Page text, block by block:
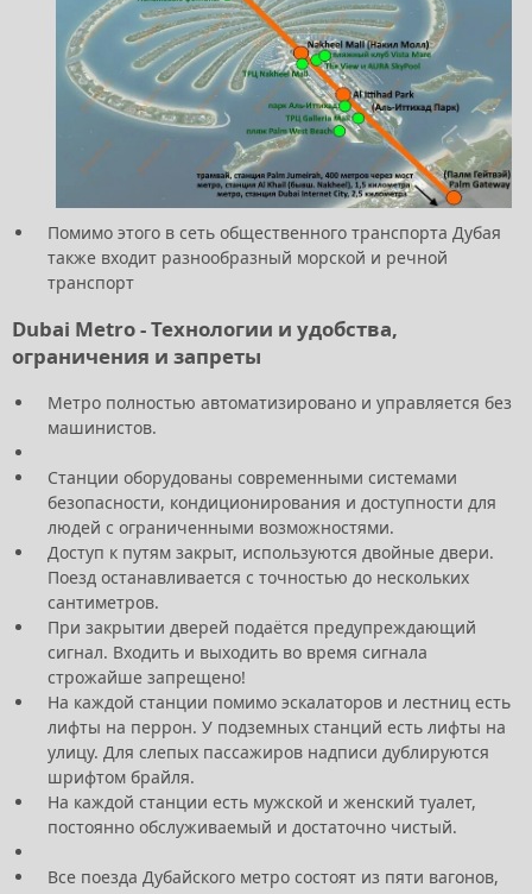
Помимо этого в сеть общественного транспорта Дубая
также входит разнообразный морской и речной
транспорт
Dubai Metro- Технологии и удобства,
ограничения и запреты
Метро полностью автоматизировано и управляется без
машинистов.
Станции оборудованы современными системами
безопасности, кондиционирования и доступности для
людей с ограниченными возможностями.
Доступ к путям закрыт, используются двойные двери.
Поезд останавливается с точностью до нескольких
сантиметров.
При закрытии дверей подаётся предупреждающий
сигнал. Входить и выходить во время сигнала
строжайше запрещено!
На каждой станции помимо эскалаторов и лестниц есть
лифты на перрон. У подземных станций есть лифты на
улицу. Для слепых пассажиров надписи дублируются
шрифтом брайля.
На каждой станции есть мужской и женский туалет,
постоянно обслуживаемый и достаточно чистый.
Все поезда Дубайского метро состоят из пяти вагонов,